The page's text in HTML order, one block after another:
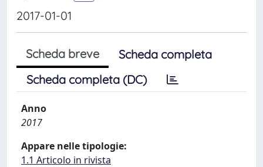
2017-01-01
Scheda breve
Scheda completa
Scheda completa (DC)
Anno
2017
Appare nelle tipologie:
1.1 Articolo in rivista